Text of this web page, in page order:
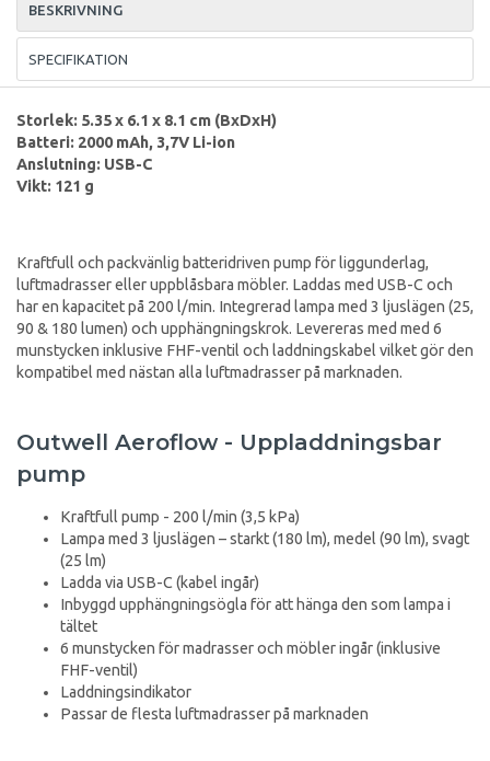
BESKRIVNING
SPECIFIKATION
Storlek: 5.35 x 6.1 x 8.1 cm (BxDxH)
Batteri: 2000 mAh, 3,7V Li-ion
Anslutning: USB-C
Vikt: 121 g
Kraftfull och packvänlig batteridriven pump för liggunderlag,
luftmadrasser eller uppblåsbara möbler. Laddas med USB-C och
har en kapacitet på 200 l/min. Integrerad lampa med 3 ljuslägen (25,
90 & 180 lumen) och upphängningskrok. Levereras med med 6
munstycken inklusive FHF-ventil och laddningskabel vilket gör den
kompatibel med nästan alla luftmadrasser på marknaden.
Outwell Aeroflow - Uppladdningsbar
pump
Kraftfull pump - 200 l/min (3,5 kPa)
Lampa med 3 ljuslägen – starkt (180 lm), medel (90 lm), svagt
(25 lm)
Ladda via USB-C (kabel ingår)
Inbyggd upphängningsögla för att hänga den som lampa i
tältet
6 munstycken för madrasser och möbler ingår (inklusive
FHF-ventil)
Laddningsindikator
Passar de flesta luftmadrasser på marknaden